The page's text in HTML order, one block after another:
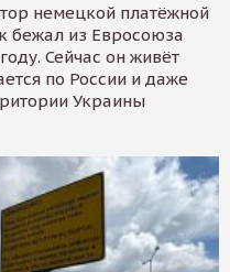
немецкой платёжной
бежал из Евросоюза
Сейчас он живёт
по России и даже
Украины